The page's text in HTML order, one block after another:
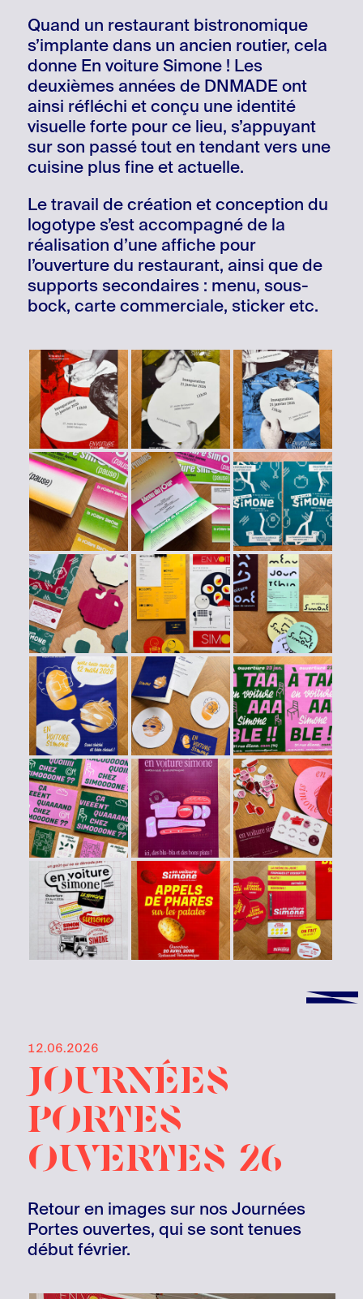
Quand un restaurant bistronomique
s’implante dans un ancien routier, cela
donne En voiture Simone ! Les
deuxièmes années de DNMADE ont
ainsi réfléchi et conçu une identité
visuelle forte pour ce lieu, s’appuyant
sur son passé tout en tendant vers une
cuisine plus fine et actuelle.
Le travail de création et conception du
logotype s’est accompagné de la
réalisation d’une affiche pour
l’ouverture du restaurant, ainsi que de
supports secondaires : menu, sous-
bock, carte commerciale, sticker etc.
12.06.2026
journées
portes
ouvertes 26
Retour en images sur nos Journées
Portes ouvertes, qui se sont tenues
début février.